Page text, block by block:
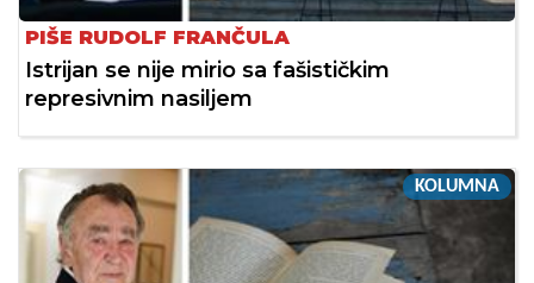
PIŠE RUDOLF FRANČULA
Istrijan se nije mirio sa fašističkim
represivnim nasiljem
KOLUMNA